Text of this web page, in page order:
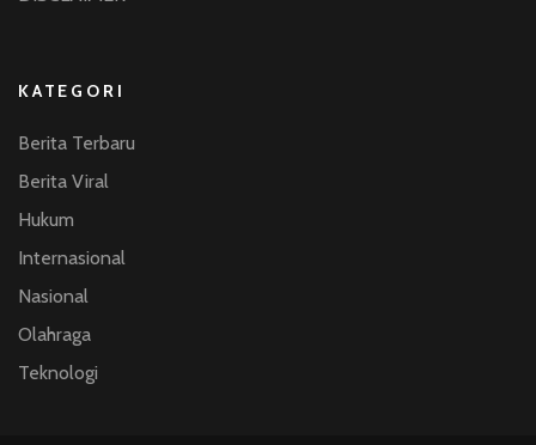
KATEGORI
Berita Terbaru
Berita Viral
Hukum
Internasional
Nasional
Olahraga
Teknologi